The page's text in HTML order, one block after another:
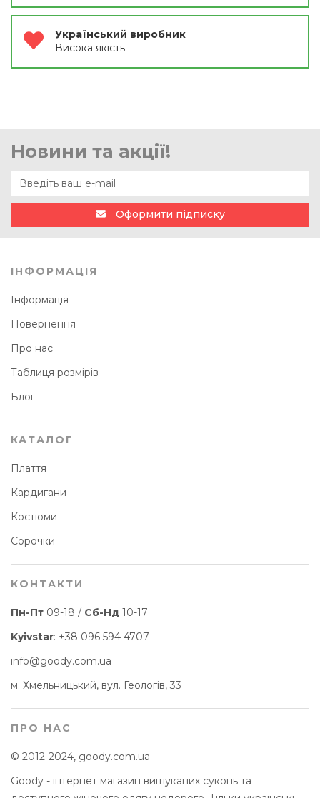
Український виробник
Висока якість
Новини та акції!
Оформити підписку
ІНФОРМАЦІЯ
Інформація
Повернення
Про нас
Таблиця розмірів
Блог
КАТАЛОГ
Плаття
Кардигани
Костюми
Сорочки
КОНТАКТИ
Пн-Пт 09-18 / Сб-Нд 10-17
Kyivstar: +38 096 594 4707
info@goody.com.ua
м. Хмельницький, вул. Геологів, 33
ПРО НАС
© 2012-2024, goody.com.ua
Goody - інтернет магазин вишуканих суконь та